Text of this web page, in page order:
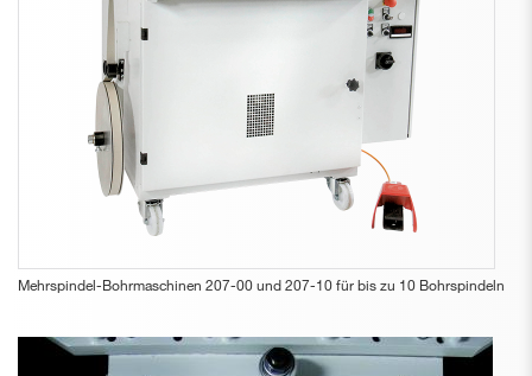
Mehrspindel-Bohrmaschinen 207-00 und 207-10 für bis zu 10 Bohrspindeln